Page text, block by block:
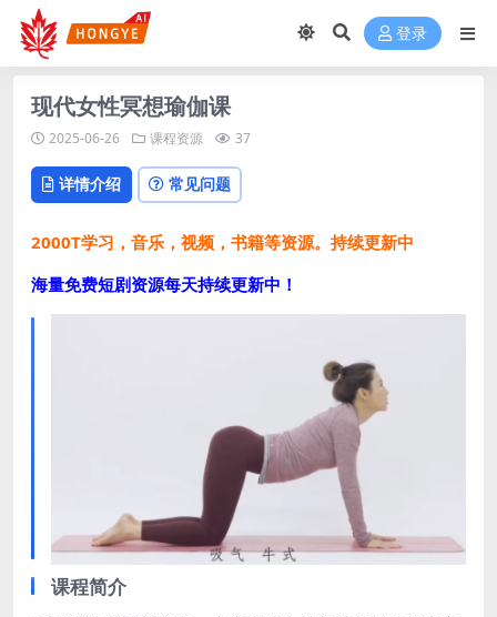
登录
现代女性冥想瑜伽课
2025-06-26 课程资源 37
详情介绍 常见问题
2000T学习，音乐，视频，书籍等资源。持续更新中
海量免费短剧资源每天持续更新中！
课程简介